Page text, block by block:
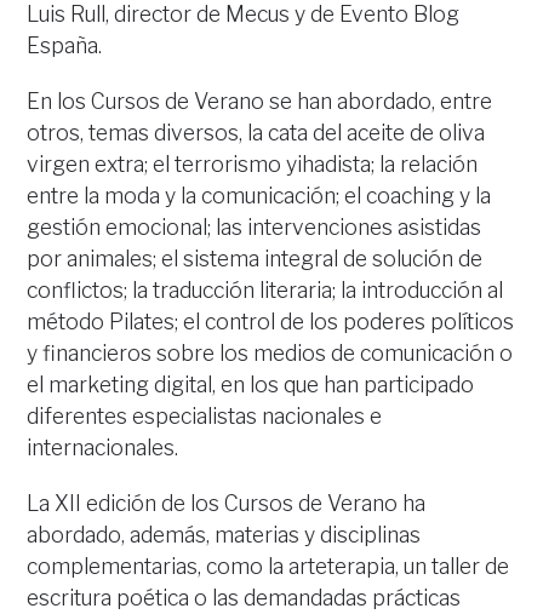
Luis Rull, director de Mecus y de Evento Blog
España.
En los Cursos de Verano se han abordado, entre
otros, temas diversos, la cata del aceite de oliva
virgen extra; el terrorismo yihadista; la relación
entre la moda y la comunicación; el coaching y la
gestión emocional; las intervenciones asistidas
por animales; el sistema integral de solución de
conflictos; la traducción literaria; la introducción al
método Pilates; el control de los poderes políticos
y financieros sobre los medios de comunicación o
el marketing digital, en los que han participado
diferentes especialistas nacionales e
internacionales.
La XII edición de los Cursos de Verano ha
abordado, además, materias y disciplinas
complementarias, como la arteterapia, un taller de
escritura poética o las demandadas prácticas